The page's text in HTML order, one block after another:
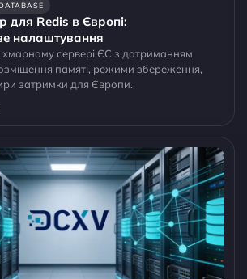
для Redis в Європі:
налаштування
хмарному сервері ЄС з дотриманням
памяті, режими збереження,
затримки для Європи.